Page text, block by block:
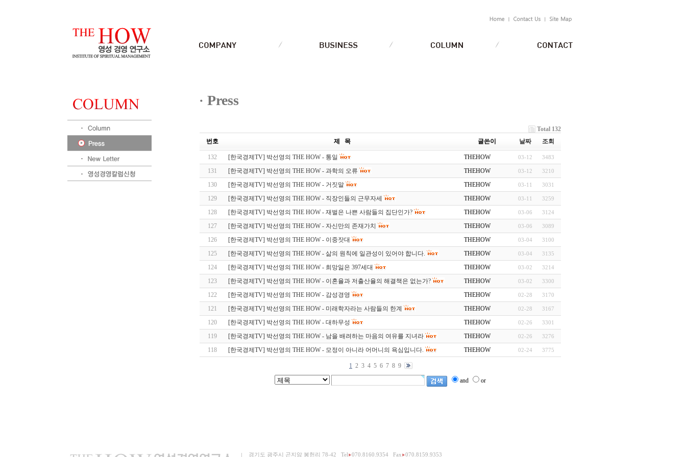
Press
Total 132
번호
제 목 글쓴이 날짜 조회
132 [한국경제TV] 박선영의 THE HOW - 통일 THEHOW 03-12 3483
131 [한국경제TV] 박선영의 THE HOW - 과학의 오류 THEHOW 03-12 3210
130 [한국경제TV] 박선영의 THE HOW - 거짓말 THEHOW 03-11 3031
129 [한국경제TV] 박선영의 THE HOW - 직장인들의 근무자세 THEHOW 03-11 3259
128 [한국경제TV] 박선영의 THE HOW - 재벌은 나쁜 사람들의 집단인가? THEHOW 03-06 3124
127 [한국경제TV] 박선영의 THE HOW - 자신만의 존재가치 THEHOW 03-06 3089
126 [한국경제TV] 박선영의 THE HOW - 이중잣대 THEHOW 03-04 3100
125 [한국경제TV] 박선영의 THE HOW - 삶의 원칙에 일관성이 있어야 합니다. THEHOW 03-04 3135
124 [한국경제TV] 박선영의 THE HOW - 희망잃은 397세대 THEHOW 03-02 3214
123 [한국경제TV] 박선영의 THE HOW - 이혼율과 저출산율의 해결책은 없는가? THEHOW 03-02 3300
122 [한국경제TV] 박선영의 THE HOW - 감성경영 THEHOW 02-28 3170
121 [한국경제TV] 박선영의 THE HOW - 미래학자라는 사람들의 한계 THEHOW 02-28 3167
120 [한국경제TV] 박선영의 THE HOW - 대하무성 THEHOW 02-26 3301
119 [한국경제TV] 박선영의 THE HOW - 남을 배려하는 마음의 여유를 지녀라 THEHOW 02-26 3276
118 [한국경제TV] 박선영의 THE HOW - 모정이 아니라 어머니의 욕심입니다. THEHOW 02-24 3775
1 2 3 4 5 6 7 8 9
and or
경기도 광주시 곤지암 봉헌리 78-42 Tel 070.8160.9354 Fax 070.8159.9353